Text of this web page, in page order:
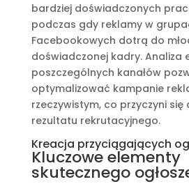
bardziej doświadczonych
podczas gdy reklamy w
Facebookowych dotrą do
doświadczonej kadry. Analiza
poszczególnych kanałów
optymalizować kampanie
rzeczywistym, co przyczyni się
rezultatu rekrutacyjnego.
Kreacja przyciągających
Kluczowe elementy
skutecznego